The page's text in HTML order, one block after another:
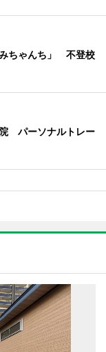
ちゃんち」 不登校
パーソナルトレー